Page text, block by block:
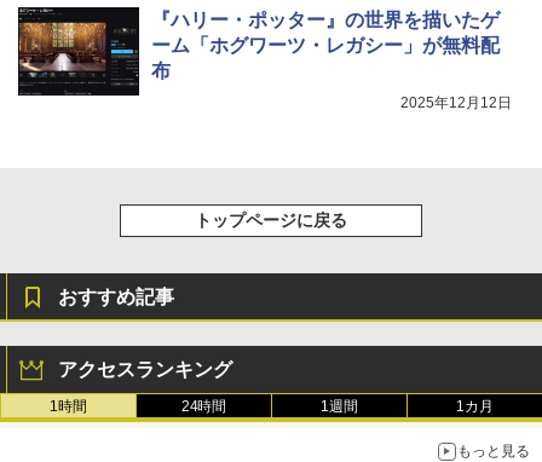
『ハリー・ポッター』の世界を描いたゲ
ーム「ホグワーツ・レガシー」が無料配
布
2025年12月12日
トップページに戻る
おすすめ記事
アクセスランキング
1時間 24時間 1週間 1カ月
もっと見る